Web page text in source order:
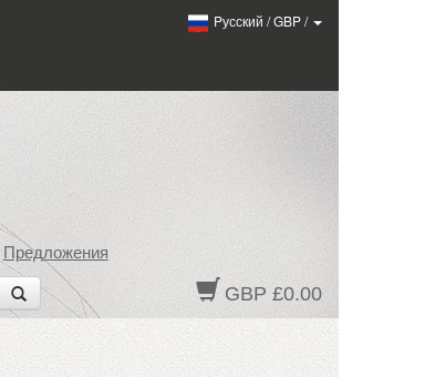
Pусский /GBP/
Предложения
GBP £0.00